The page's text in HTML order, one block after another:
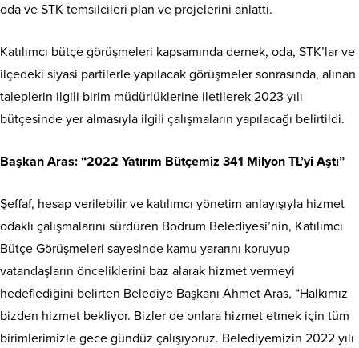
oda ve STK temsilcileri plan ve projelerini anlattı.
Katılımcı bütçe görüşmeleri kapsamında dernek, oda, STK’lar ve
ilçedeki siyasi partilerle yapılacak görüşmeler sonrasında, alınan
taleplerin ilgili birim müdürlüklerine iletilerek 2023 yılı
bütçesinde yer almasıyla ilgili çalışmaların yapılacağı belirtildi.
Başkan Aras: “2022 Yatırım Bütçemiz 341 Milyon TL’yi Aştı”
Şeffaf, hesap verilebilir ve katılımcı yönetim anlayışıyla hizmet
odaklı çalışmalarını sürdüren Bodrum Belediyesi’nin, Katılımcı
Bütçe Görüşmeleri sayesinde kamu yararını koruyup
vatandaşların önceliklerini baz alarak hizmet vermeyi
hedeflediğini belirten Belediye Başkanı Ahmet Aras, “Halkımız
bizden hizmet bekliyor. Bizler de onlara hizmet etmek için tüm
birimlerimizle gece gündüz çalışıyoruz. Belediyemizin 2022 yılı